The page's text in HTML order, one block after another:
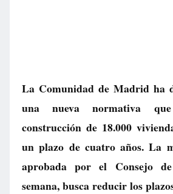
La Comunidad de Madrid ha
una nueva normativa
construcción de 18.000
un plazo de cuatro años. La
aprobada por el Consejo
semana, busca reducir los